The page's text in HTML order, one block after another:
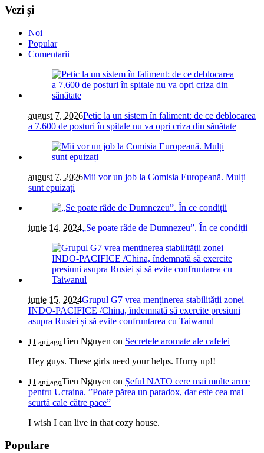
Vezi și
Noi
Popular
Comentarii
august 7, 2026Petic la un sistem în faliment: de ce deblocarea
a 7.600 de posturi în spitale nu va opri criza din sănătate
august 7, 2026Mii vor un job la Comisia Europeană. Mulți
sunt epuizați
iunie 14, 2024„Se poate râde de Dumnezeu”. În ce condiții
iunie 15, 2024Grupul G7 vrea menținerea stabilității zonei
INDO-PACIFICE /China, îndemnată să exercite presiuni
asupra Rusiei și să evite confruntarea cu Taiwanul
11 ani agoTien Nguyen on Secretele aromate ale cafelei
Hey guys. These girls need your helps. Hurry up!!
11 ani agoTien Nguyen on Șeful NATO cere mai multe arme
pentru Ucraina. ”Poate părea un paradox, dar este cea mai
scurtă cale către pace”
I wish I can live in that cozy house.
Populare